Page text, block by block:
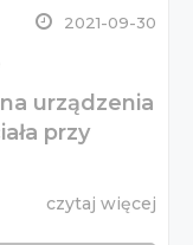
2021-09-30
urządzenia
przy
czytaj więcej